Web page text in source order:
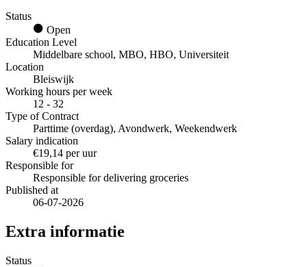
Status
Open
Education Level
Middelbare school, MBO, HBO, Universiteit
Location
Bleiswijk
Working hours per week
12 - 32
Type of Contract
Parttime (overdag), Avondwerk, Weekendwerk
Salary indication
€19,14 per uur
Responsible for
Responsible for delivering groceries
Published at
06-07-2026
Extra informatie
Status